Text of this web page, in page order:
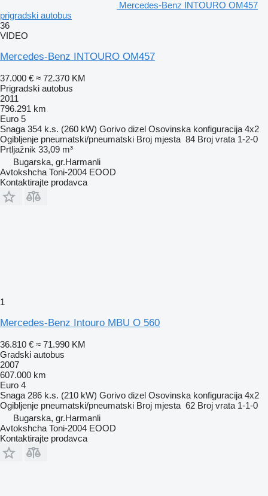
Mercedes-Benz INTOURO OM457
prigradski autobus
36
VIDEO
Mercedes-Benz INTOURO OM457
37.000 € ≈ 72.370 KM
Prigradski autobus
2011
796.291 km
Euro 5
Snaga 354 k.s. (260 kW) Gorivo dizel Osovinska konfiguracija 4x2
Ogibljenje pneumatski/pneumatski Broj mjesta 84 Broj vrata 1-2-0
Prtljažnik 33,09 m³
Bugarska, gr.Harmanli
Avtokshcha Toni-2004 EOOD
Kontaktirajte prodavca
1
Mercedes-Benz Intouro MBU O 560
36.810 € ≈ 71.990 KM
Gradski autobus
2007
607.000 km
Euro 4
Snaga 286 k.s. (210 kW) Gorivo dizel Osovinska konfiguracija 4x2
Ogibljenje pneumatski/pneumatski Broj mjesta 62 Broj vrata 1-1-0
Bugarska, gr.Harmanli
Avtokshcha Toni-2004 EOOD
Kontaktirajte prodavca